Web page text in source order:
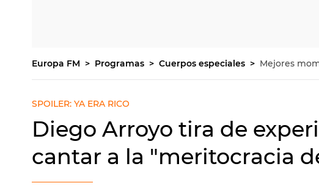
Europa FM Programas Cuerpos especiales Mejores
SPOILER: YA ERA RICO
Diego Arroyo tira de
cantar a la "meritocracia